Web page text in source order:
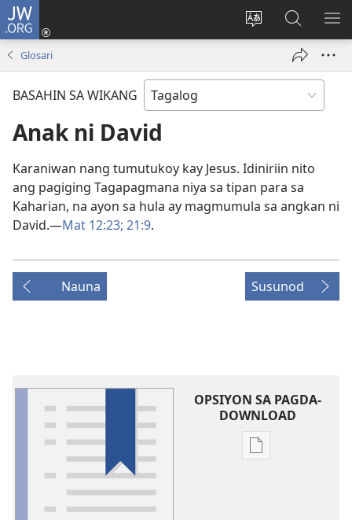
JW.ORG
Baguhin
ng
Mag-
log
bubukas
sa
JW.ORG
Glosari
BASAHIN SA WIKANG
Anak ni David
Karaniwan nang tumutukoy kay Jesus. Idiniriin nito
ang pagiging Tagapagmana niya sa tipan para sa
Kaharian, na ayon sa hula ay magmumula sa angkan ni
David.—Mat 12:23; 21:9.
Nauna Susunod
OPSIYON SA PAGDA-
DOWNLOAD
Opsiyon